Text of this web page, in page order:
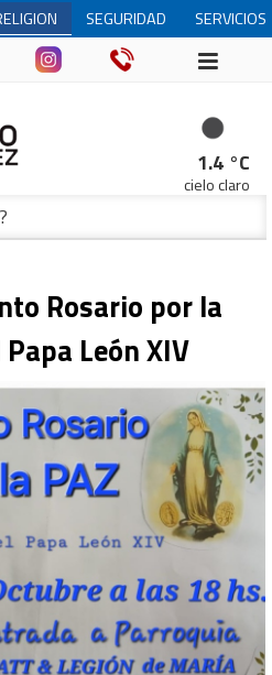
SEGURIDAD SERVICIOS
1.4 °C
cielo claro
Rosario por la
León XIV